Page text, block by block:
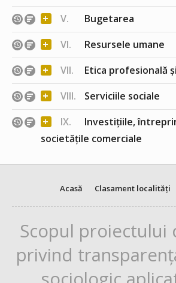
+ V. Bugetarea
+ VI. Resursele umane
+ VII. Etica profesională
+ VIII. Serviciile sociale
+ IX.
Investițiile,
societățile comerciale
Acasă Clasament localități
Scopul proiectului
privind